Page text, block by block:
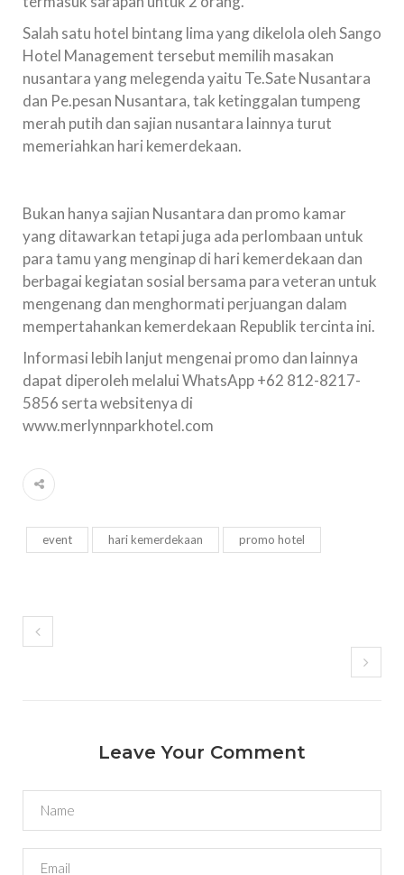
Salah satu hotel bintang lima yang dikelola oleh Sango
Hotel Management tersebut memilih masakan
nusantara yang melegenda yaitu Te.Sate Nusantara
dan Pe.pesan Nusantara, tak ketinggalan tumpeng
merah putih dan sajian nusantara lainnya turut
memeriahkan hari kemerdekaan.
Bukan hanya sajian Nusantara dan promo kamar
yang ditawarkan tetapi juga ada perlombaan untuk
para tamu yang menginap di hari kemerdekaan dan
berbagai kegiatan sosial bersama para veteran untuk
mengenang dan menghormati perjuangan dalam
mempertahankan kemerdekaan Republik tercinta ini.
Informasi lebih lanjut mengenai promo dan lainnya
dapat diperoleh melalui WhatsApp +62 812-8217-
5856 serta websitenya di
www.merlynnparkhotel.com
event hari kemerdekaan promo hotel
Leave Your Comment